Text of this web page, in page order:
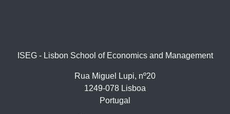
ISEG - Lisbon School of Economics and Management
Rua Miguel Lupi, nº20
1249-078 Lisboa
Portugal